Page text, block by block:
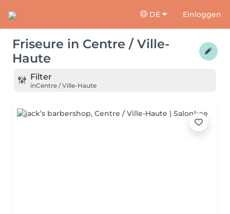
DE Einloggen
Friseure in Centre / Ville-
Haute
Filter
inCentre / Ville-Haute